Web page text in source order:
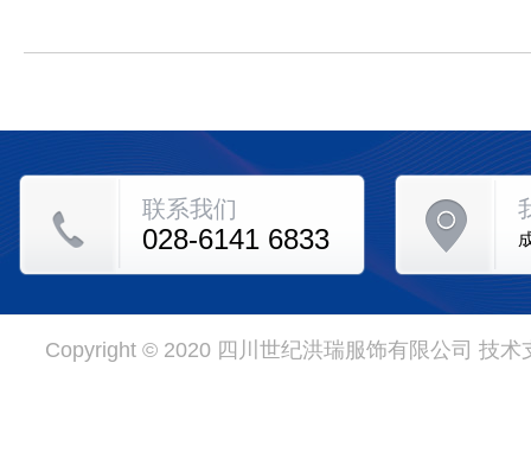
联系我们
028-6141 6833
Copyright © 2020 四川世纪洪瑞服饰有限公司 技术